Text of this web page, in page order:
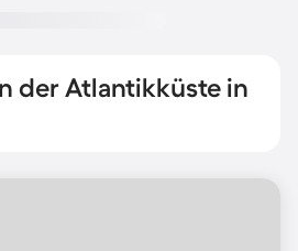
der Atlantikküste in